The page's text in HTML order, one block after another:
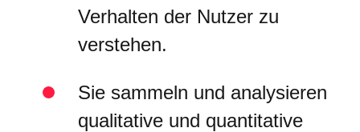
Verhalten der Nutzer zu
verstehen.
Sie sammeln und analysieren
qualitative und quantitative